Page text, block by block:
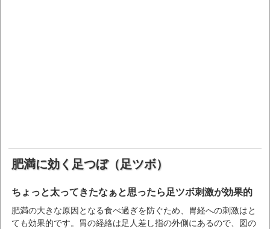
肥満に効く足つぼ（足ツボ）
ちょっと太ってきたなぁと思ったら足ツボ刺激が効果的
肥満の大きな原因となる食べ過ぎを防ぐため、胃経への刺激はと
ても効果的です。胃の経絡は足人差し指の外側にあるので、図の